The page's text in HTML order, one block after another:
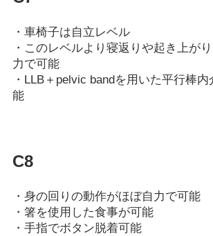
・車椅子は自立レベル
・このレベルより寝返りや起き上が
力で可能
・LLB＋pelvic bandを用いた平行棒
能
C8
・身の回りの動作がほぼ自力で可能
・箸を使用した食事が可能
・手指でボタン脱着可能